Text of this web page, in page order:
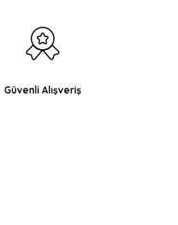
Güvenli Alışveriş